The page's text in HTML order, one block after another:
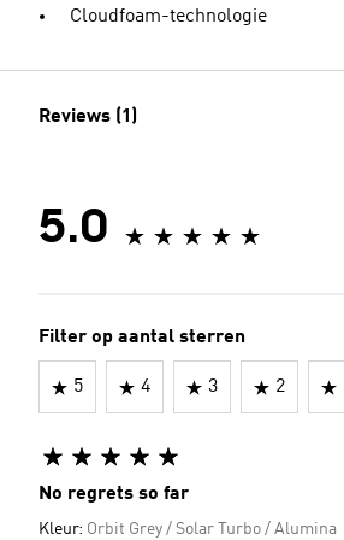
Cloudfoam-technologie
Reviews (1)
5.0
Filter op aantal sterren
5 4 3 2
No regrets so far
Kleur: Orbit Grey / Solar Turbo / Alumina